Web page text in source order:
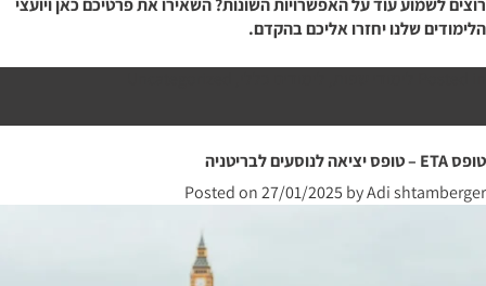
רוצים לשמוע עוד על האפשרויות השונות? השאירו את פרטיכם כאן ויועצי
הלימודים שלנו יחזרו אליכם בהקדם.
טופס ETA – טופס יציאה לנוסעים לבריטניה
Posted on27/01/2025 byAdi shtamberger